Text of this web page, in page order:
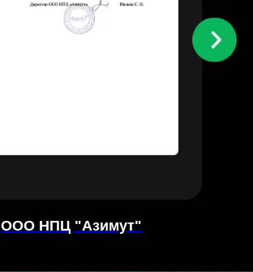
ООО НПЦ "Азимут"